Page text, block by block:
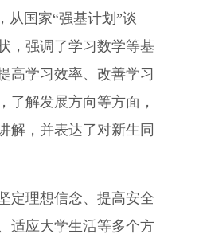
从国家“强基计划”谈
，强调了学习数学等基
高学习效率、改善学习
了解发展方向等方面，
解，并表达了对新生同
理想信念、提高安全
适应大学生活等多个方